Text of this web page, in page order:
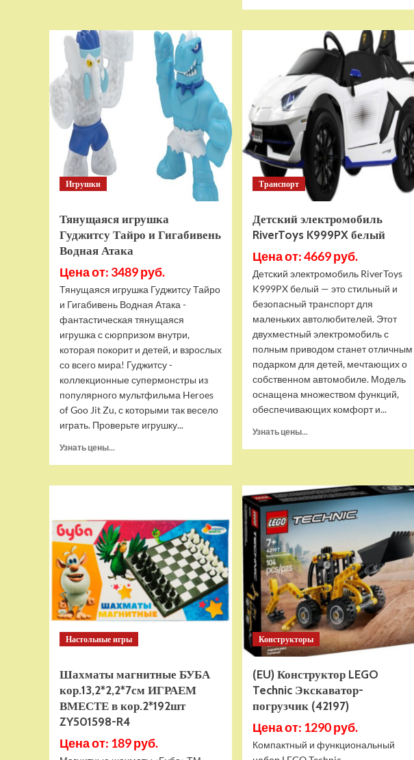
Гуджитсу
Вайпер
Тянущаяся
игрушка
Гуджитсу
Блейзагот
Рэдбек
Паук
Водная
Атака
Игрушки
Тянущаяся игрушка
Гуджитсу Тайро и Гигабивень
Водная Атака
Цена от: 3489 руб.
Тянущаяся игрушка Гуджитсу Тайро
и Гигабивень Водная Атака -
фантастическая тянущаяся
игрушка с сюрпризом внутри,
которая покорит и детей, и взрослых
со всего мира! Гуджитсу -
коллекционные супермонстры из
популярного мультфильма Heroes
of Goo Jit Zu, с которыми так весело
играть. Проверьте игрушку...
Узнать цены...
Тянущаяся
Тайро
и
Гигабивень
Водная
Атака
Транспорт
Детский электромобиль
RiverToys K999PX белый
Цена от: 4669 руб.
Детский электромобиль RiverToys
K999PX белый — это стильный и
безопасный транспорт для
маленьких автолюбителей. Этот
двухместный электромобиль с
полным приводом станет отличным
подарком для детей, мечтающих о
собственном автомобиле. Модель
оснащена множеством функций,
обеспечивающих комфорт и...
Узнать цены...
RiverToys
K999PX
белый
Настольные игры
Шахматы магнитные БУБА
кор.13,2*2,2*7см ИГРАЕМ
ВМЕСТЕ в кор.2*192шт
ZY501598-R4
Цена от: 189 руб.
Конструкторы
(EU) Конструктор LEGO
Technic Экскаватор-
погрузчик (42197)
Цена от: 1290 руб.
Компактный и функциональный